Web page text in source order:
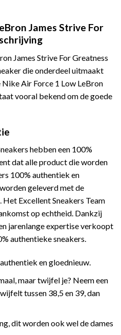
James Strive For
James Strive For Greatness
die onderdeel uitmaakt
Air Force 1 Low LeBron
vooral bekend om de goede
hebben een 100%
dat alle product die worden
100% authentiek en
geleverd met de
Excellent Sneakers Team
op echtheid. Dankzij
jarenlange expertise verkoopt
authentieke sneakers.
en gloednieuw.
maar twijfel je? Neem een
tussen 38,5 en 39, dan
dit worden ook wel de dames